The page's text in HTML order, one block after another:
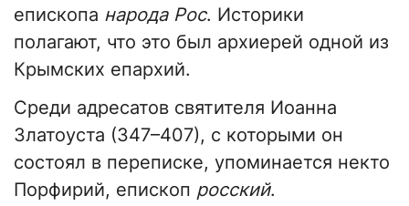
епископа народа Рос. Историки
полагают, что это был архиерей одной из
Крымских епархий.
Среди адресатов святителя Иоанна
Златоуста (347–407), с которыми он
состоял в переписке, упоминается некто
Порфирий, епископ росский.